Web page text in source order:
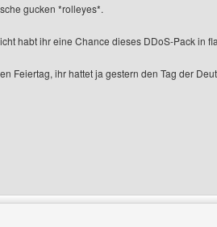
gucken *rolleyes*.
habt ihr eine Chance dieses DDoS-Pack in
Feiertag, ihr hattet ja gestern den Tag der